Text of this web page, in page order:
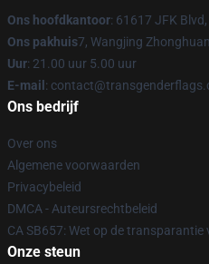
Ons hoofdkantoor: 61617 JFK
Ons pakhuis7, Wangjing
Uur: 21.00 uur 5.00 uur
E-mail :
Ons bedrijf
Over ons
Algemene voorwaarden
Privacybeleid
DMCA - Auteursrechtbeleid
CA SB657: Wet op de
Onze steun